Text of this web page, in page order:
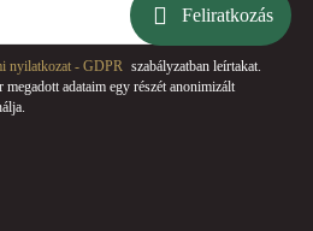
Feliratkozás
nyilatkozat - GDPR szabályzatban leírtakat.
adataim egy részét anonimizált